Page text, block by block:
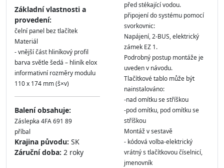
Základní vlastnosti a
provedení:
čelní panel bez tlačítek
Materiál
- vnější část hliníkový profil
barva světle šedá – hliník elox
informativní rozměry modulu
110 x 174 mm (š×v)
Balení obsahuje:
Záslepka 4FA 691 89
příbal
Krajina původu: SK
Záruční doba: 2 roky
před stékající vodou.
připojení do systému pomocí
svorkovnic:
Napájení, 2-BUS, elektrický
zámek EZ 1.
Podrobný postup montáže je
uveden v návodu.
Tlačítkové tablo může být
nainstalováno:
-nad omítku se stříškou
-pod omítku, pod omítku se
stříškou
Montáž v sestavě
- kódová volba-elektrický
vrátný s tlačítkovou číselnicí,
jmenovník